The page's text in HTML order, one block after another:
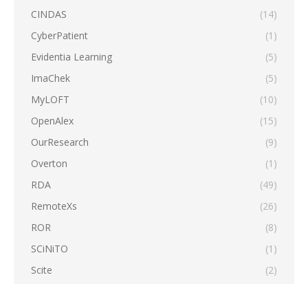
CINDAS
(14)
CyberPatient
(1)
Evidentia Learning
(5)
ImaChek
(5)
MyLOFT
(10)
OpenAlex
(15)
OurResearch
(9)
Overton
(1)
RDA
(49)
RemoteXs
(26)
ROR
(8)
SCiNiTO
(1)
Scite
(2)